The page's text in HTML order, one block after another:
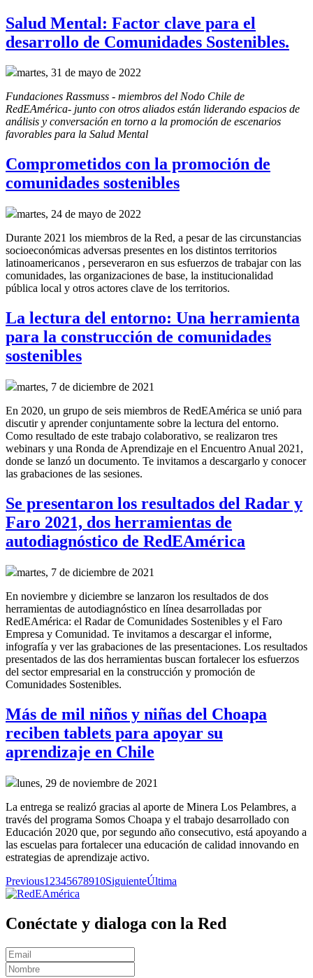
Salud Mental: Factor clave para el
desarrollo de Comunidades Sostenibles.
martes, 31 de mayo de 2022
Fundaciones Rassmuss - miembros del Nodo Chile de
RedEAmérica- junto con otros aliados están liderando espacios de
análisis y conversación en torno a la promoción de escenarios
favorables para la Salud Mental
Comprometidos con la promoción de
comunidades sostenibles
martes, 24 de mayo de 2022
Durante 2021 los miembros de la Red, a pesar de las circunstancias
socioeconómicas adversas presentes en los distintos territorios
latinoamericanos , perseveraron en sus esfuerzos de trabajar con las
comunidades, las organizaciones de base, la institucionalidad
pública local y otros actores clave de los territorios.
La lectura del entorno: Una herramienta
para la construcción de comunidades
sostenibles
martes, 7 de diciembre de 2021
En 2020, un grupo de seis miembros de RedEAmérica se unió para
discutir y aprender conjuntamente sobre la lectura del entorno.
Como resultado de este trabajo colaborativo, se realizaron tres
webinars y una Ronda de Aprendizaje en el Encuentro Anual 2021,
donde se lanzó un documento. Te invitamos a descargarlo y conocer
las grabaciones de las sesiones.
Se presentaron los resultados del Radar y
Faro 2021, dos herramientas de
autodiagnóstico de RedEAmérica
martes, 7 de diciembre de 2021
En noviembre y diciembre se lanzaron los resultados de dos
herramientas de autodiagnóstico en línea desarrolladas por
RedEAmérica: el Radar de Comunidades Sostenibles y el Faro
Empresa y Comunidad. Te invitamos a descargar el informe,
infografía y ver las grabaciones de las presentaciones. Los resultados
presentados de las dos herramientas buscan fortalecer los esfuerzos
del sector empresarial en la construcción y promoción de
Comunidades Sostenibles.
Más de mil niños y niñas del Choapa
reciben tablets para apoyar su
aprendizaje en Chile
lunes, 29 de noviembre de 2021
La entrega se realizó gracias al aporte de Minera Los Pelambres, a
través del programa Somos Choapa y el trabajo desarrollado con
Educación 2020 que, por segundo año consecutivo, está apoyando a
las escuelas para fortalecer una educación de calidad innovando en
estrategias de aprendizaje activo.
Previous1 2345678910SiguienteÚltima
Conéctate y dialoga con la Red